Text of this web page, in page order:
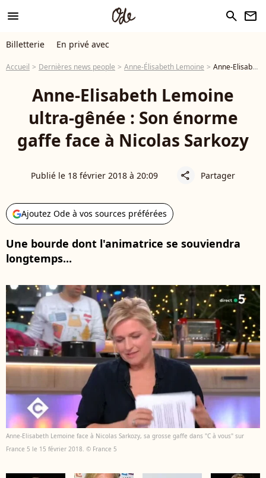
menu search newsletter
Billetterie En privé avec
Accueil Dernières news people Anne-Élisabeth Lemoine Anne-Elisabeth Lemoine ultra-gênée : Son énorme gaffe face à Nicolas Sarkozy
Anne-Elisabeth Lemoine
ultra-gênée : Son énorme
gaffe face à Nicolas Sarkozy
Publié le 18 février 2018 à 20:09 share Partager
Ajoutez Ode à vos sources préférées
Une bourde dont l'animatrice se souviendra
longtemps...
Anne-Elisabeth Lemoine face à Nicolas Sarkozy, sa grosse gaffe dans "C à vous" sur
France 5 le 15 février 2018. © France 5